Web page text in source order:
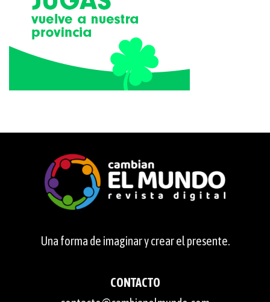
Una forma de imaginar y crear el presente.
CONTACTO